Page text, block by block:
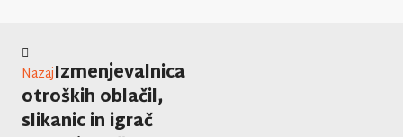
NazajIzmenjevalnica
otroških oblačil,
slikanic in igrač